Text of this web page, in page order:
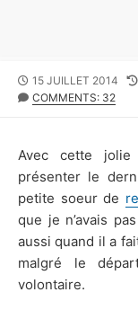
PUBLISHED
DATE
15 JUILLET 2014
COMMENTS: 32
Avec cette
présenter le
petite soeur de
que je n’avais
aussi quand il a
malgré le
volontaire.